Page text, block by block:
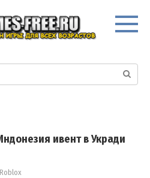
ивент в Укради
Roblox